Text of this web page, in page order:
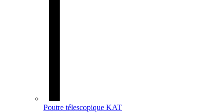
Poutre télescopique KAT